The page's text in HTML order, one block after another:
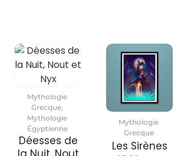
Mythologie
Grecque,
Mythologie
Égyptienne
Déesses de
Mythologie
Grecque
Les Sirènes